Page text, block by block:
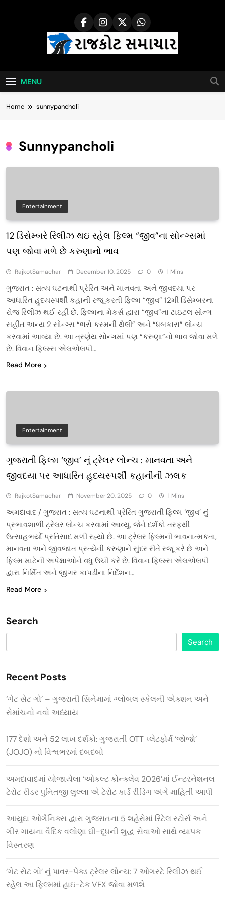
Rajkot Samachar
MENU
Home sunnypancholi
Sunnypancholi
Entertainment
12 ડિસેમ્બરે રિલીઝ થઇ રહેલ ફિલ્મ “જીવ”ના સોન્ગ્સમાં
પણ જોવા મળે છે કરુણાનો ભાવ
RajkotSamachar December 10, 2025 0 1 Mins
ગુજરાત : સત્ય ઘટનાથી પ્રેરિત અને માનવતા અને જીવદયા પર
આધારિત હૃદયસ્પર્શી કહાની રજૂ કરતી ફિલ્મ “જીવ” 12મી ડિસેમ્બરના
રોજ રિલીઝ થઈ રહી છે. ફિલ્મના મેકર્સ દ્વારા “જીવ”ના ટાઇટલ સોન્ગ
સહીત અન્ય 2 સોન્ગ્સ “ભરો કરમની થેલી” અને “ધબકારા” લોન્ચ
કરવામાં આવ્યા છે. આ ત્રણેય સોન્ગમાં પણ “કરુણા”નો ભાવ જોવા મળે
છે. વિવાન ફિલ્મ્સ એલએલપી…
Read More
Entertainment
ગુજરાતી ફિલ્મ ‘જીવ’ નું ટ્રેલર લોન્ચ : માનવતા અને
જીવદયા પર આધારિત હૃદયસ્પર્શી કહાનીની ઝલક
RajkotSamachar November 20, 2025 0 1 Mins
અમદાવાદ / ગુજરાત : સત્ય ઘટનાથી પ્રેરિત ગુજરાતી ફિલ્મ ‘જીવ’ નું
પ્રભાવશાળી ટ્રેલર લોન્ચ કરવામાં આવ્યું, જેને દર્શકો તરફથી
ઉત્સાહભર્યો પ્રતિસાદ મળી રહ્યો છે. આ ટ્રેલર ફિલ્મની ભાવનાત્મકતા,
માનવતા અને જીવજાત પ્રત્યેની કરુણાને સુંદર રીતે રજૂ કરે છે અને
ફિલ્મ માટેની અપેક્ષાઓને વધુ ઉંચી કરે છે. વિવાન ફિલ્મ્સ એલએલપી
દ્વારા નિર્મિત અને જીગર કાપડીના નિર્દેશન…
Read More
Search
Search
Recent Posts
‘ગેટ સેટ ગો’ – ગુજરાતી સિનેમામાં ગ્લોબલ સ્કેલની એક્શન અને
રોમાંચનો નવો અધ્યાય
177 દેશો અને 52 લાખ દર્શકો: ગુજરાતી OTT પ્લેટફોર્મ ‘જોજો’
(JOJO) નો વિશ્વભરમાં દબદબો
અમદાવાદમાં યોજાયેલા ‘ઓકલ્ટ કોન્ક્લેવ 2026’માં ઈન્ટરનેશનલ
ટેરોટ રીડર પુનિતજી લુલ્લા એ ટેરોટ કાર્ડ રીડિંગ અંગે માહિતી આપી
આયુદા ઓર્ગેનિક્સ દ્વારા ગુજરાતના 5 શહેરોમાં રિટેલ સ્ટોર્સ અને
ગીર ગાયના વૈદિક વલોણા ઘી-દૂધની શુદ્ધ સેવાઓ સાથે વ્યાપક
વિસ્તરણ
‘ગેટ સેટ ગો’ નું પાવર-પેક્ડ ટ્રેલર લોન્ચ: 7 ઓગસ્ટે રિલીઝ થઈ
રહેલ આ ફિલ્મમાં હાઇ-ટેક VFX જોવા મળશે